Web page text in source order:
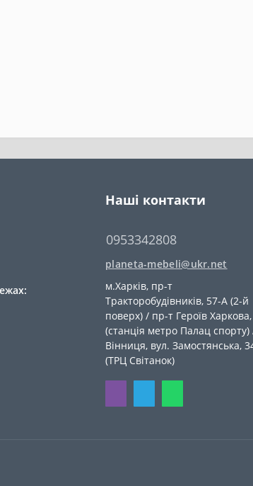
Наші контакти
0953342808
planeta-mebeli@ukr.net
м.Харків, пр-т
Тракторобудівників, 57-А (2-й
поверх) / пр-т Героїв
(станція метро Палац
Вiнниця, вул. Замостянська,
(ТРЦ Світанок)